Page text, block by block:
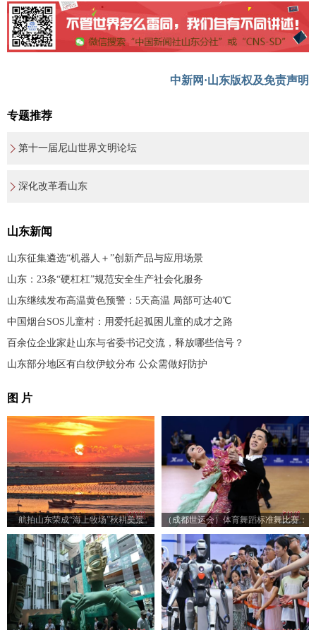
中新网·山东版权及免责声明
专题推荐
第十一届尼山世界文明论坛
深化改革看山东
山东新闻
山东征集遴选“机器人＋”创新产品与应用场景
山东：23条“硬杠杠”规范安全生产社会化服务
山东继续发布高温黄色预警：5天高温 局部可达40℃
中国烟台SOS儿童村：用爱托起孤困儿童的成才之路
百余位企业家赴山东与省委书记交流，释放哪些信号？
山东部分地区有白纹伊蚊分布 公众需做好防护
图 片
航拍山东荣成“海上牧场”秋耕美景
（成都世运会）体育舞蹈标准舞比赛：
23对选手赛场尽展舞姿